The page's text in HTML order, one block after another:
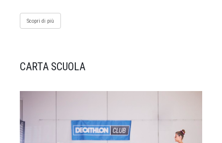
Scopri di più
CARTA SCUOLA